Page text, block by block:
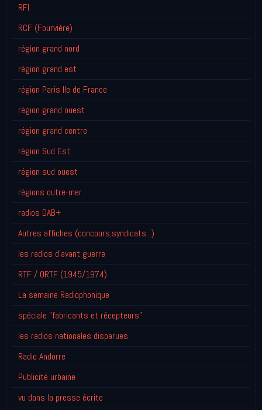
RFI
RCF (Fourvière)
région grand nord
région grand est
région Paris Ile de France
région grand ouest
région grand centre
région Sud Est
région sud ouest
régions outre-mer
radios DAB+
Autres affiches (concours,syndicats...)
les radios d'avant guerre
RTF / ORTF (1945/1974)
La semaine Radiophonique
spéciale "fabricants et récepteurs"
les radios nationales disparues
Radio Andorre
Publicité urbaine
vu dans la presse écrite